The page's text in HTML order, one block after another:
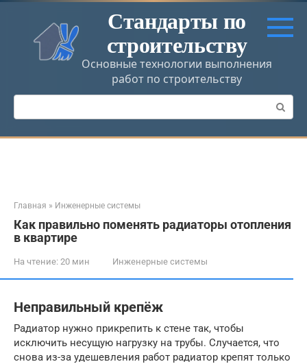
Перейти
контенту
Стандарты по
строительству
Основные технологии выполнения
работ по строительству
Поиск:
Главная » Инженерные системы
Как правильно поменять радиаторы отопления
в квартире
На чтение: 20 мин Инженерные системы
Неправильный крепёж
Радиатор нужно прикрепить к стене так, чтобы
исключить несущую нагрузку на трубы. Случается, что
снова из-за удешевления работ радиатор крепят только